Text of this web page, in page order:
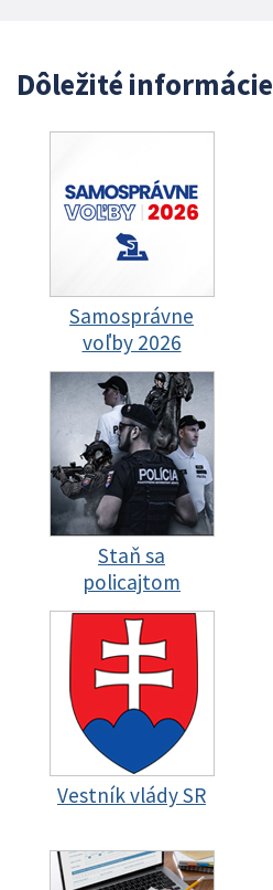
Dôležité informácie
Samosprávne
voľby 2026
Staň sa
policajtom
Vestník vlády SR